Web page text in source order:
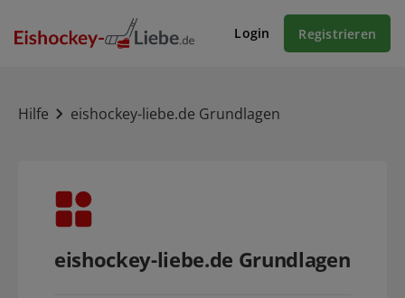
Login Registrieren
Hilfe eishockey-liebe.de Grundlagen
eishockey-liebe.de Grundlagen